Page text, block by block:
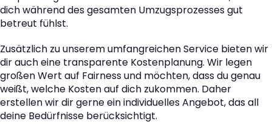
dich während des gesamten Umzugsprozesses gut
betreut fühlst.
Zusätzlich zu unserem umfangreichen Service bieten wir
dir auch eine transparente Kostenplanung. Wir legen
großen Wert auf Fairness und möchten, dass du genau
weißt, welche Kosten auf dich zukommen. Daher
erstellen wir dir gerne ein individuelles Angebot, das all
deine Bedürfnisse berücksichtigt.